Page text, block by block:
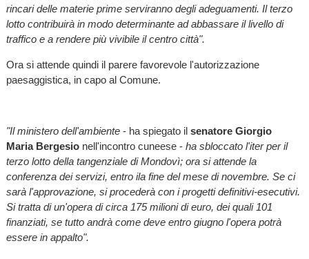
rincari delle materie prime serviranno degli adeguamenti. Il terzo
lotto contribuirà in modo determinante ad abbassare il livello di
traffico e a rendere più vivibile il centro città".
Ora si attende quindi il parere favorevole l'autorizzazione
paesaggistica, in capo al Comune.
"Il ministero dell'ambiente - ha spiegato il senatore Giorgio
Maria Bergesionell'incontro cuneese - ha sbloccato l'iter per il
terzo lotto della tangenziale di Mondovì; ora si attende la
conferenza dei servizi, entro ila fine del mese di novembre. Se ci
sarà l'approvazione, si procederà con i progetti definitivi-esecutivi.
Si tratta di un'opera di circa 175 milioni di euro, dei quali 101
finanziati, se tutto andrà come deve entro giugno l'opera potrà
essere in appalto".